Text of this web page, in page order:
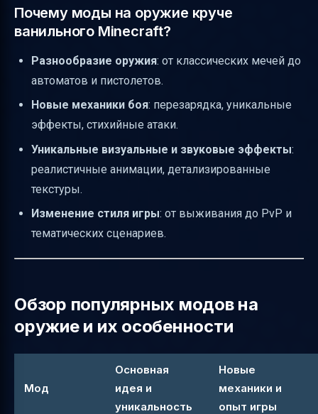
Почему моды на оружие круче
ванильного Minecraft?
Разнообразие оружия: от классических мечей до
автоматов и пистолетов.
Новые механики боя: перезарядка, уникальные
эффекты, стихийные атаки.
Уникальные визуальные и звуковые эффекты:
реалистичные анимации, детализированные
текстуры.
Изменение стиля игры: от выживания до PvP и
тематических сценариев.
Обзор популярных модов на
оружие и их особенности
Мод
Основная
идея и
уникальность
Новые
механики и
опыт игры